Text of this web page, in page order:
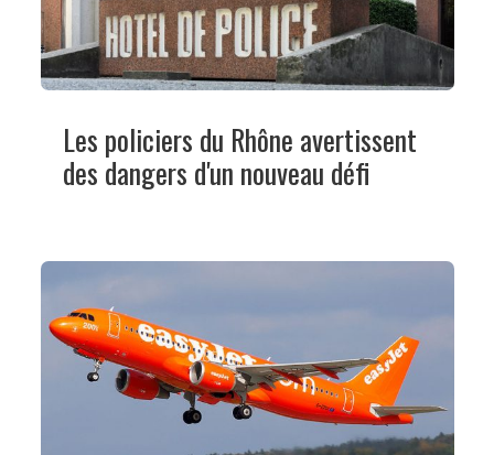
Les policiers du Rhône avertissent
des dangers d'un nouveau défi